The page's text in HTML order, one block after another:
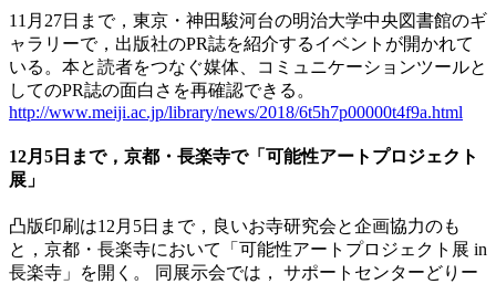
11月27日まで，東京・神田駿河台の明治大学中央図書館のギ
ャラリーで，出版社のPR誌を紹介するイベントが開かれて
いる。本と読者をつなぐ媒体、コミュニケーションツールと
してのPR誌の面白さを再確認できる。
http://www.meiji.ac.jp/library/news/2018/6t5h7p00000t4f9a.html
12月5日まで，京都・長楽寺で「可能性アートプロジェクト
展」
凸版印刷は12月5日まで，良いお寺研究会と企画協力のも
と，京都・長楽寺において「可能性アートプロジェクト展 in
長楽寺」を開く。 同展示会では， サポートセンターどりー